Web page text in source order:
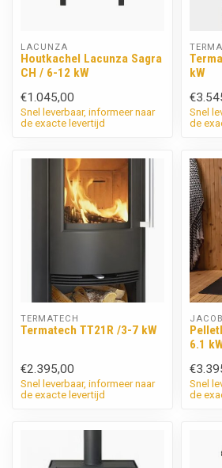
LACUNZA
Houtkachel Lacunza Sagra
CH / 6-12 kW
€1.045,00
Snel leverbaar, informeer naar
de exacte levertijd
kW
Snel
de
TERMATECH
Termatech TT21R /3-7 kW
€2.395,00
Snel leverbaar, informeer naar
de exacte levertijd
6.1
Snel
de